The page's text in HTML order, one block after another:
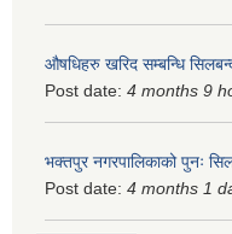
औषधिहरु खरिद सम्बन्धि
Post date: 4 months 9
भक्तपुर नगरपालिकाको पुनः
Post date: 4 months 1